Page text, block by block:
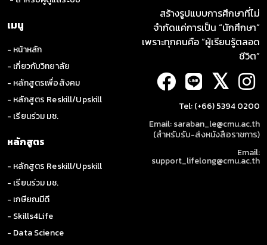
เมนู
- หน้าหลัก
- เกี่ยวกับวิทยาลัย
- หลักสูตรเพื่อสังคม
- หลักสูตร Reskill/Upskill
- เรียนร่วม มช.
หลักสูตร
- หลักสูตร Reskill/Upskill
- เรียนร่วม มช.
- เกษียณมีดี
- Skills4Life
- Data Science
สร้างรูปแบบการศึกษาที่ไม่
จำกัดแค่การเป็น “นักศึกษา”
เพราะทุกคนคือ “ผู้เรียนรู้ตลอด
ชีวิต”
𝕏
Tel: (+66) 5394 0200
Email: saraban_le@cmu.ac.th
(สำหรับรับ-ส่งหนังสือราชการ)
Email:
support_lifelong@cmu.ac.th